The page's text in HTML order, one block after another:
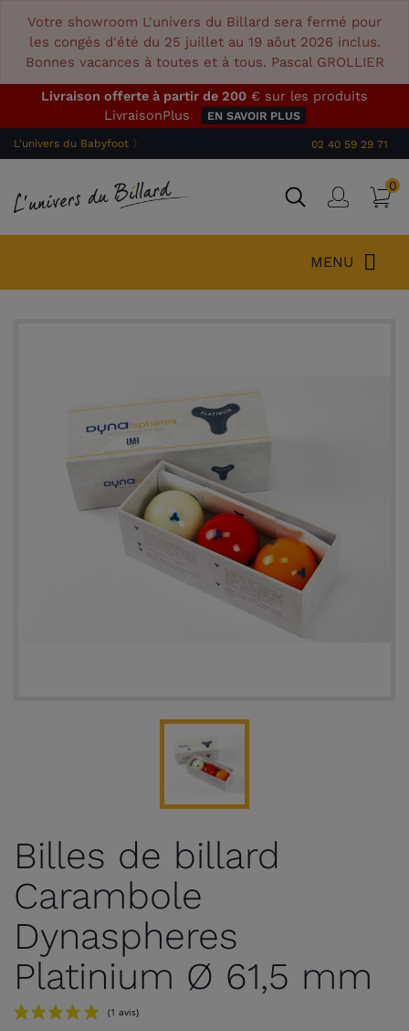
Votre showroom L'univers du Billard sera fermé pour
les congés d'été du 25 juillet au 19 aôut 2026 inclus.
Bonnes vacances à toutes et à tous. Pascal GROLLIER
Livraison offerte à partir de 200 € sur les produits
LivraisonPlus
EN SAVOIR PLUS
L'univers du Babyfoot 〉 02 40 59 29 71
0
MENU
Billes de billard
Carambole
Dynaspheres
Platinium Ø 61,5 mm